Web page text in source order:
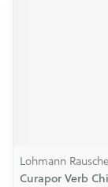
Lohmann
Curapor Verb